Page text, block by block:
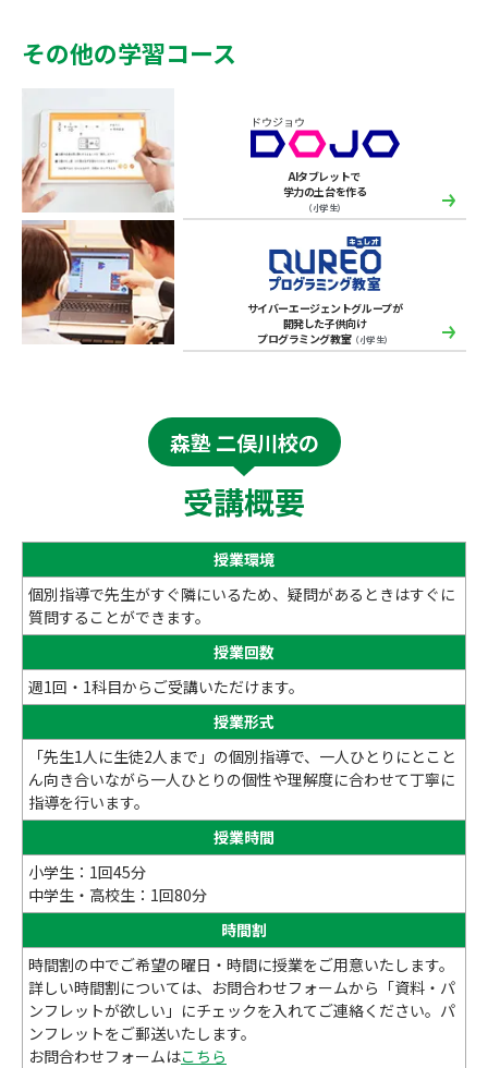
その他の学習コース
AIタブレットで
学力の土台を作る
（小学生）
サイバーエージェントグループが
開発した子供向け
プログラミング教室（小学生）
森塾 二俣川校の
受講概要
授業環境
個別指導で先生がすぐ隣にいるため、疑問があるときはすぐに
質問することができます。
授業回数
週1回・1科目からご受講いただけます。
授業形式
「先生1人に生徒2人まで」の個別指導で、一人ひとりにとこと
ん向き合いながら一人ひとりの個性や理解度に合わせて丁寧に
指導を行います。
授業時間
小学生：1回45分
中学生・高校生：1回80分
時間割
時間割の中でご希望の曜日・時間に授業をご用意いたします。
詳しい時間割については、お問合わせフォームから「資料・パ
ンフレットが欲しい」にチェックを入れてご連絡ください。パ
ンフレットをご郵送いたします。
お問合わせフォームはこちら